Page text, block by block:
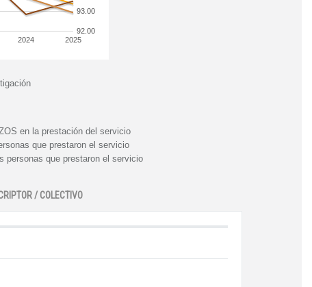
2024 2025
92.00
93.00
en la prestación del servicio
que prestaron el servicio
personas que prestaron el servicio
/ COLECTIVO